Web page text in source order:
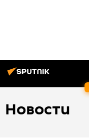
Новости